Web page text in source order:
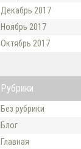
Декабрь 2017
Ноябрь 2017
Октябрь 2017
Рубрики
Без рубрики
Блог
Главная